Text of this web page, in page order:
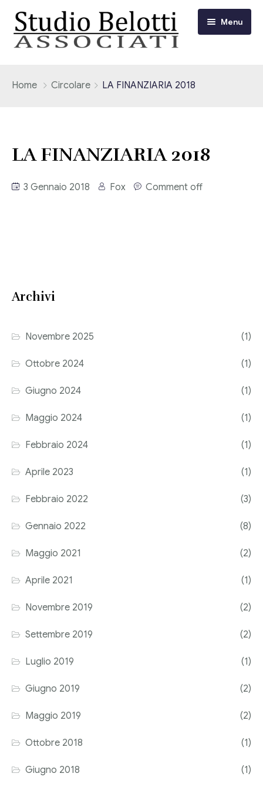
Menu
Adempimenti Dichiarativi e Fiscali
Revisione legale
Home Circolare LA FINANZIARIA 2018
LA FINANZIARIA 2018
3 Gennaio 2018 Fox Comment off
Archivi
Novembre 2025 (1)
Ottobre 2024 (1)
Giugno 2024 (1)
Maggio 2024 (1)
Febbraio 2024 (1)
Aprile 2023 (1)
Febbraio 2022 (3)
Gennaio 2022 (8)
Maggio 2021 (2)
Aprile 2021 (1)
Novembre 2019 (2)
Settembre 2019 (2)
Luglio 2019 (1)
Giugno 2019 (2)
Maggio 2019 (2)
Ottobre 2018 (1)
Giugno 2018 (1)